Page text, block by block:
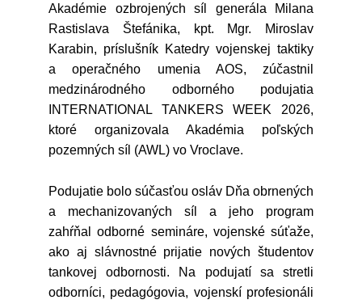
Akadémie ozbrojených síl generála Milana
Rastislava Štefánika, kpt. Mgr. Miroslav
Karabin, príslušník Katedry vojenskej taktiky
a operačného umenia AOS, zúčastnil
medzinárodného odborného podujatia
INTERNATIONAL TANKERS WEEK 2026,
ktoré organizovala Akadémia poľských
pozemných síl (AWL) vo Vroclave.
Podujatie bolo súčasťou osláv Dňa obrnených
a mechanizovaných síl a jeho program
zahŕňal odborné semináre, vojenské súťaže,
ako aj slávnostné prijatie nových študentov
tankovej odbornosti. Na podujatí sa stretli
odborníci, pedagógovia, vojenskí profesionáli